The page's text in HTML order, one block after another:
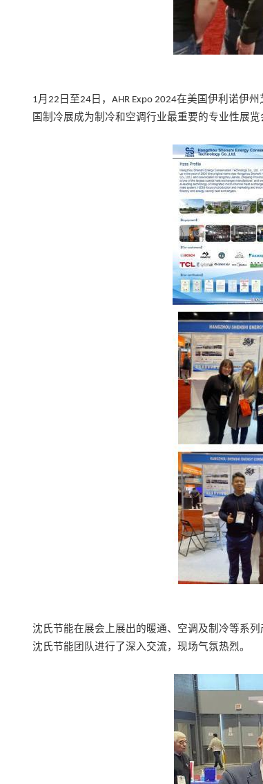
1 月 22 日至24日， AHR Expo 2024在美国伊利诺伊州
国制冷展成为制冷和空调行业最重要的专业性展
沈氏节能在展会上展出的暖通、空调及制冷等系列
沈氏节能团队进行了深入交流，现场气氛热烈。